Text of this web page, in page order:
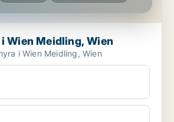
Wien Meidling, Wien
i Wien Meidling, Wien